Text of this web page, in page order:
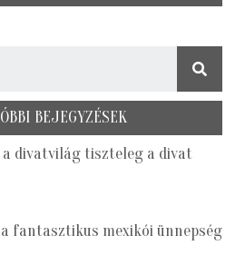
BEJEGYZÉSEK
a divatvilág tiszteleg a divat
fantasztikus mexikói ünnepség